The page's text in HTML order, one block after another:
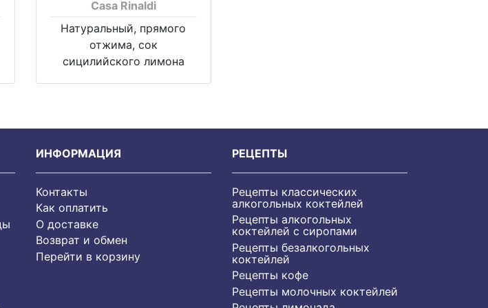
Casa Rinaldi
Натуральный, прямого
отжима, сок
сицилийского лимона
ИНФОРМАЦИЯ
Контакты
Как оплатить
О доставке
Возврат и обмен
Перейти в корзину
РЕЦЕПТЫ
Рецепты классических
алкогольных коктейлей
Рецепты алкогольных
коктейлей с сиропами
Рецепты безалкогольных
коктейлей
Рецепты кофе
Рецепты молочных коктейлей